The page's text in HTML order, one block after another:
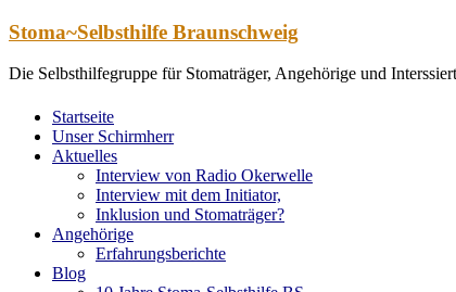
Zum
springen
Stoma~Selbsthilfe Braunschweig
Die Selbsthilfegruppe für Stomaträger, Angehörige und
Startseite
Unser Schirmherr
Aktuelles
Interview von Radio Okerwelle
Interview mit dem Initiator,
Inklusion und Stomaträger?
Angehörige
Erfahrungsberichte
Blog